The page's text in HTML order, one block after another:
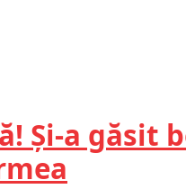
Și-a găsit